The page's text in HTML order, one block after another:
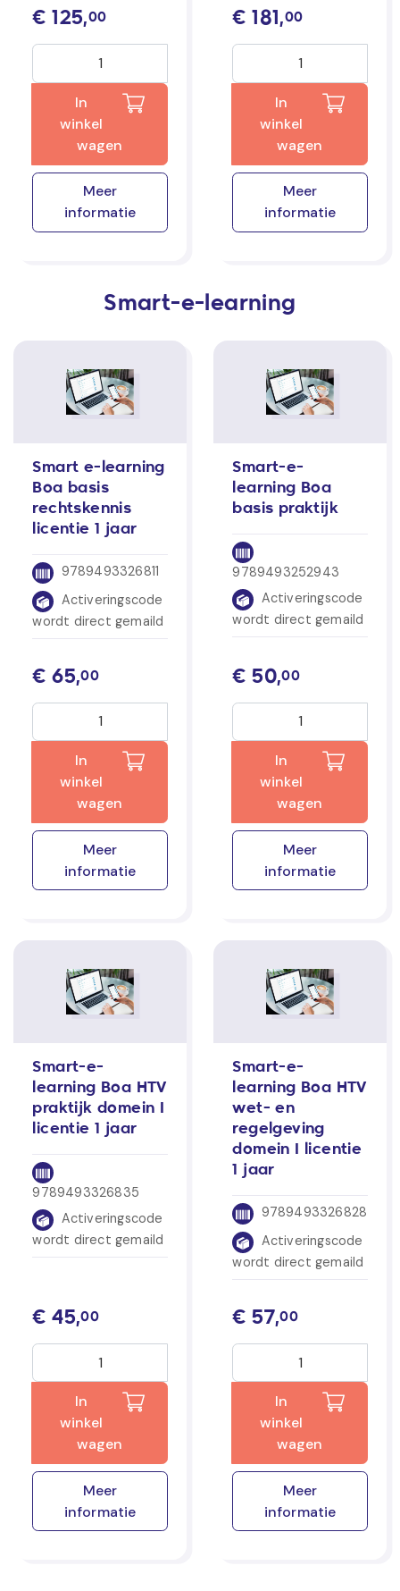
€ 125,00
In
winkel
wagen
Meer
informatie
€ 181,00
In
winkel
wagen
Meer
informatie
Smart-e-learning
Smart e-learning
Boa basis
rechtskennis
licentie 1 jaar
9789493326811
Activeringscode
wordt direct gemaild
€ 65,00
In
winkel
wagen
Meer
informatie
Smart-e-
learning Boa
basis praktijk
9789493252943
Activeringscode
wordt direct gemaild
€ 50,00
In
winkel
wagen
Meer
informatie
Smart-e-
learning Boa HTV
praktijk domein I
licentie 1 jaar
9789493326835
Activeringscode
wordt direct gemaild
€ 45,00
In
winkel
wagen
Meer
informatie
Smart-e-
learning Boa HTV
wet- en
regelgeving
domein I licentie
1 jaar
9789493326828
Activeringscode
wordt direct gemaild
€ 57,00
In
winkel
wagen
Meer
informatie